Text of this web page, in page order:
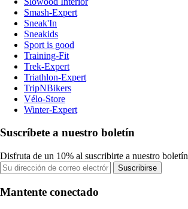
Smash-Expert
Sneak'In
Sneakids
Sport is good
Training-Fit
Trek-Expert
Triathlon-Expert
TripNBikers
Vélo-Store
Winter-Expert
Suscríbete a nuestro boletín
Disfruta de un 10% al suscribirte a nuestro boletín
Suscribirse
Mantente conectado